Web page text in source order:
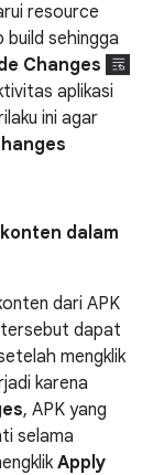
resource
build sehingga
Changes
aplikasi
ini agar
dalam
dari APK
dapat
mengklik
karena
, APK yang
selama
Apply